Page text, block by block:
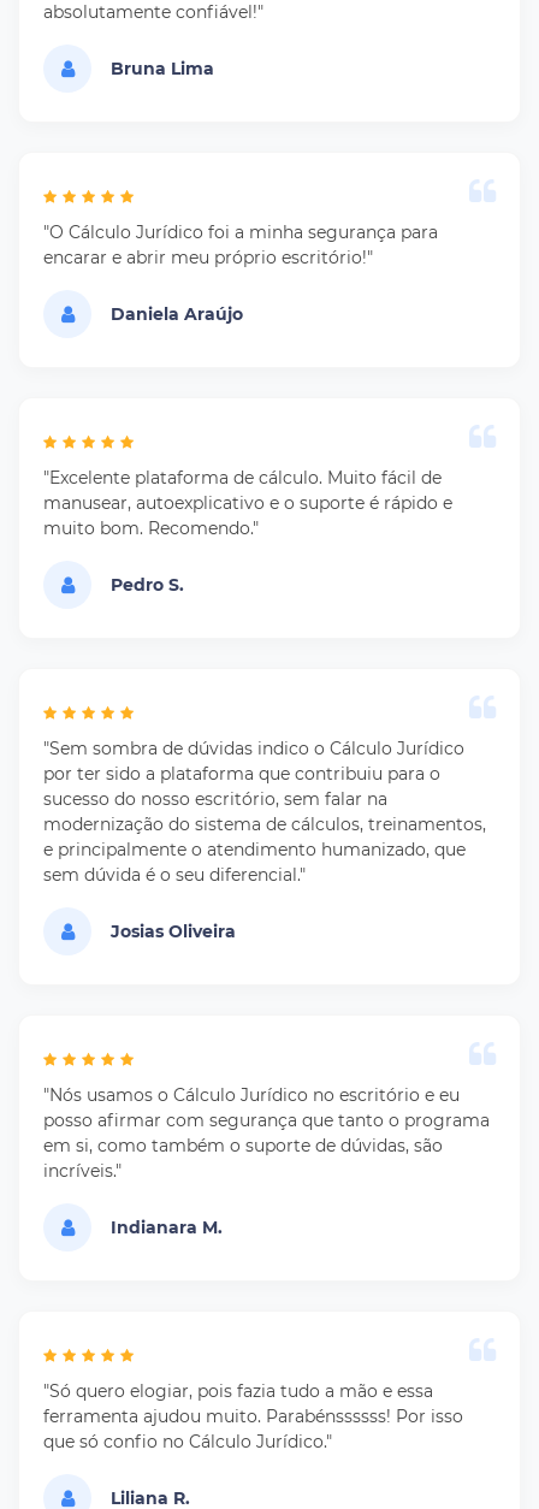
absolutamente confiável!"
Bruna Lima
"O Cálculo Jurídico foi a minha segurança para
encarar e abrir meu próprio escritório!"
Daniela Araújo
"Excelente plataforma de cálculo. Muito fácil de
manusear, autoexplicativo e o suporte é rápido e
muito bom. Recomendo."
Pedro S.
"Sem sombra de dúvidas indico o Cálculo Jurídico
por ter sido a plataforma que contribuiu para o
sucesso do nosso escritório, sem falar na
modernização do sistema de cálculos, treinamentos,
e principalmente o atendimento humanizado, que
sem dúvida é o seu diferencial."
Josias Oliveira
"Nós usamos o Cálculo Jurídico no escritório e eu
posso afirmar com segurança que tanto o programa
em si, como também o suporte de dúvidas, são
incríveis."
Indianara M.
"Só quero elogiar, pois fazia tudo a mão e essa
ferramenta ajudou muito. Parabénssssss! Por isso
que só confio no Cálculo Jurídico."
Liliana R.